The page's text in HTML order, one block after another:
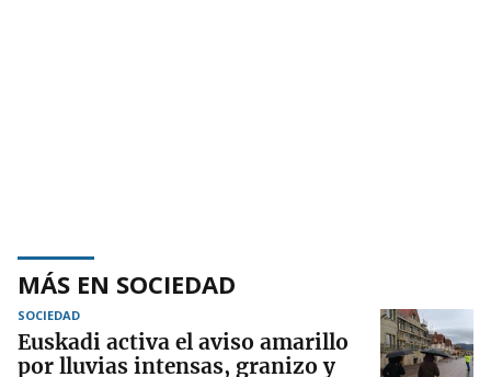
MÁS EN SOCIEDAD
SOCIEDAD
Euskadi activa el aviso amarillo
por lluvias intensas, granizo y